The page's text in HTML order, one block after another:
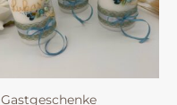
Gastgeschenke